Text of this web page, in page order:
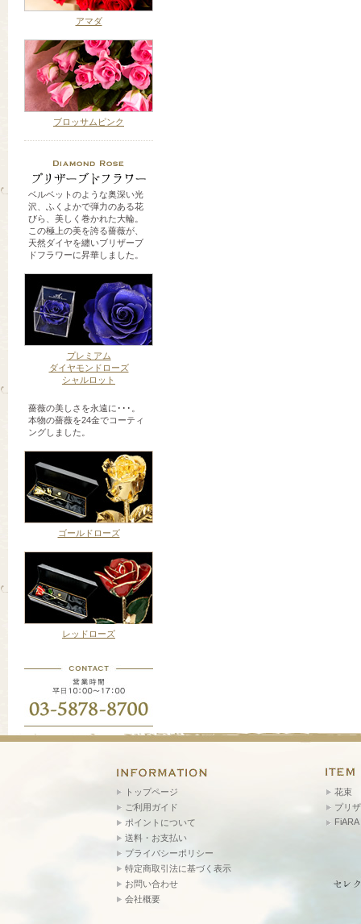
アマダ
ブロッサムピンク
ベルベットのような奥深い光
沢、ふくよかで弾力のある花
びら、美しく巻かれた大輪。
この極上の美を誇る薔薇が、
天然ダイヤを纏いブリザーブ
ドフラワーに昇華しました。
プレミアム
ダイヤモンドローズ
シャルロット
薔薇の美しさを永遠に･･･。
本物の薔薇を24金でコーティ
ングしました。
ゴールドローズ
レッドローズ
トップページ
ご利用ガイド
ポイントについて
送料・お支払い
プライバシーポリシー
特定商取引法に基づく表示
お問い合わせ
会社概要
花束
プリ
FiARA